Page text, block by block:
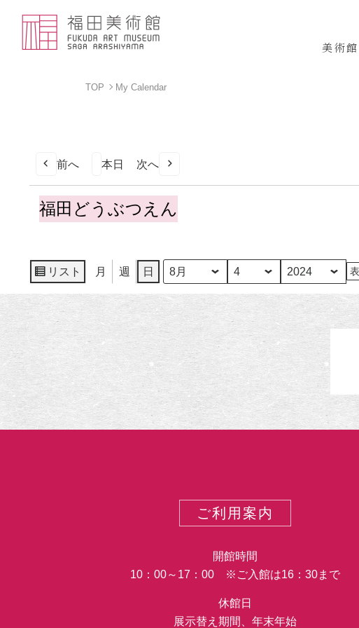
美術館
TOP My Calendar
前へ 本日 次へ
福
田
ぶ
つ
え
福田どうぶつえん
リスト
表
示
月 週 日
月
日
年
ご利用案内
開館時間
10：00～17：00 ※ご入館は16：30まで
休館日
展示替え期間、年末年始